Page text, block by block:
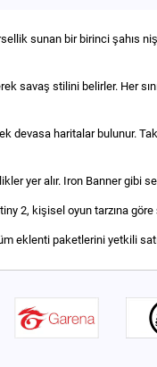
sunan bir birinci şahıs
savaş stilini belirler. Her
haritalar bulunur.
yer alır. Iron Banner
2, kişisel oyun tarzına
eklenti paketlerini yetkili